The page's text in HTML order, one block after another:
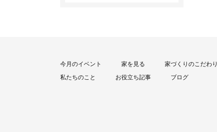
今月のイベント 家を見る 家づくりのこだわり
私たちのこと
お役立ち記事
ブログ